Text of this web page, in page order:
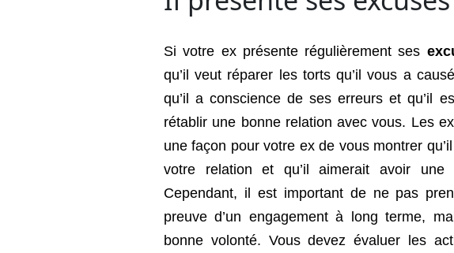
Si votre ex présente régulièrement ses
qu’il veut réparer les torts qu’il vous a
qu’il a conscience de ses erreurs et qu’il
rétablir une bonne relation avec vous. Les
une façon pour votre ex de vous montrer
votre relation et qu’il aimerait avoir une
Cependant, il est important de ne pas
preuve d’un engagement à long terme,
bonne volonté. Vous devez évaluer les